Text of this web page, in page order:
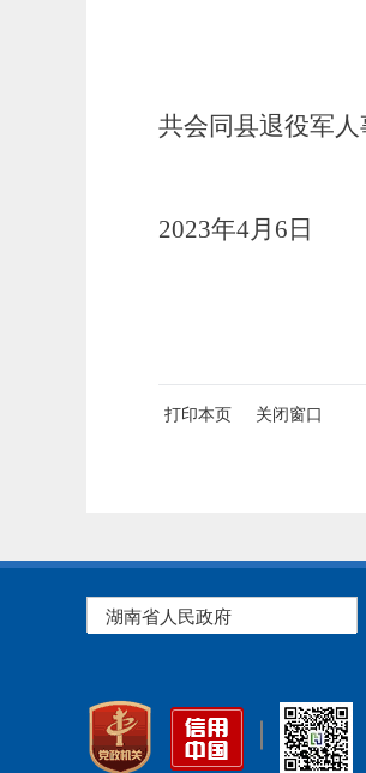
共会同县退役军
2023年4月6日
打印本页 关闭窗口
湖南省人民政府